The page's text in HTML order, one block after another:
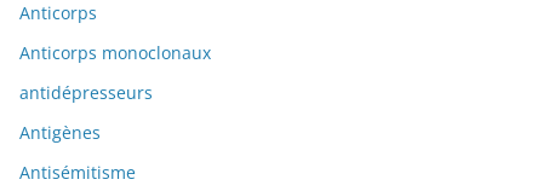
Anticorps
Anticorps monoclonaux
antidépresseurs
Antigènes
Antisémitisme